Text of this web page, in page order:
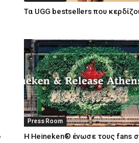
Τα UGG bestsellers που
Press Room
Η Heineken® ένωσε τους fans